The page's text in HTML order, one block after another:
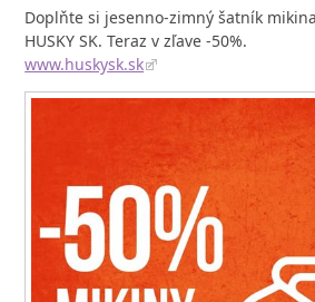
Doplňte si jesenno-zimný šatník
HUSKY SK. Teraz v zľave -50%.
www.huskysk.sk